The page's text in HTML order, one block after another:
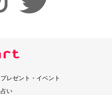
プレゼント・イベント
占い